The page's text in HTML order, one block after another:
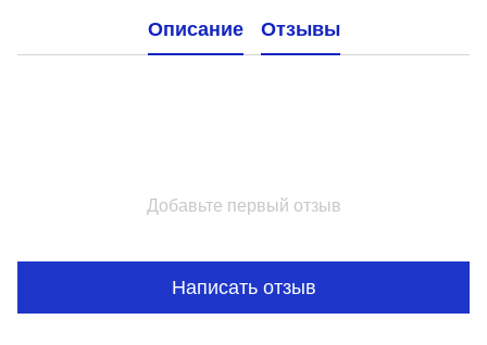
Описание Отзывы
Добавьте первый отзыв
Написать отзыв